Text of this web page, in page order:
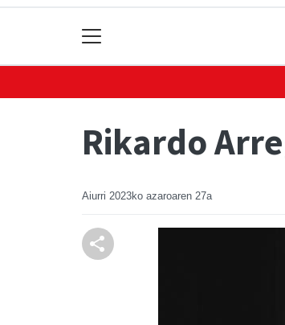
Rikardo
Aiurri 2023ko azaroaren 27a